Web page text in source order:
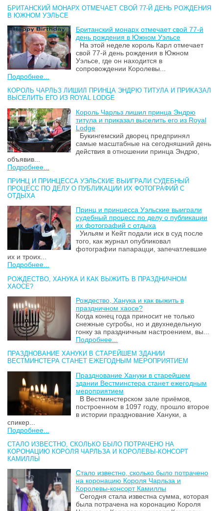
БРИТАНСКИЙ МОНАРХ ОТМЕЧАЕТ СВОЙ 77-Й ДЕНЬ РОЖДЕНИЯ
В ЮЖНОМ УЭЛЬСЕ
Британский монарх отмечает свой 77-й
день рождения в Южном Уэльсе
На этой неделе король Карл отмечает
свой 77-й день рождения в Южном
Уэльсе, где он находится в
сопровождении Королевы...
Подробнее...
КОРОЛЬ ЧАРЛЬЗ ЛИШИЛ ПРИНЦА ЭНДРЮ ТИТУЛА И ПРИКАЗАЛ
ВЫСЕЛИТЬ ЕГО ИЗ ROYAL LODGE
Король Чарльз лишил принца Эндрю
титула и приказал выселить его из Royal
Lodge
Букингемский дворец предпринял
самые масштабные на сегодняшний день
действия в отношении принца Эндрю,
объявив...
Подробнее...
ПРИНЦ И ПРИНЦЕССА УЭЛЬСКИЕ ВЫИГРАЛИ СУДЕБНЫЙ
ПРОЦЕСС ПО ДЕЛУ О ПУБЛИКАЦИИ ИХ ФОТОГРАФИЙ С
ОТДЫХА
Принц и принцесса Уэльские выиграли
судебный процесс по делу о публикации
их фотографий с отдыха
Уильям и Кейт подали иск в суд после
того, как журнал опубликовал
фотографии папарацци, запечатлевшие
их и троих...
Подробнее...
РОЖДЕСТВО, ХАНУКА И КАК ВЫЖИТЬ В ПРАЗДНИЧНОМ
ХАОСЕ?
Рождество, Ханука и как выжить в
праздничном хаосе?
Когда конец года приносит не только
снежные сугробы, но и двухнедельную
гонку за праздничным настроением, вы...
Подробнее...
ПРАЗДНОВАНИЕ ХАНУКИ В СТАРЕЙШЕМ ЗДАНИИ
ВЕСТМИНСТЕРА СТАНЕТ ЕЖЕГОДНЫМ МЕРОПРИЯТИЕМ
Празднование Хануки в старейшем
здании Вестминстера станет ежегодным
мероприятием
В Вестминстерском зале приёмов,
построенном в 1097 году, прошло второе
в истории празднование Хануки, а
спикер...
Подробнее...
СТАЛО ИЗВЕСТНО, СКОЛЬКО БЫЛО ПОТРАЧЕНО НА
КОРОНАЦИЮ КОРОЛЯ ЧАРЛЬЗА И КОРОЛЕВЫ-КОНСОРТ
КАМИЛЛЫ
Стало известно, сколько было потрачено
на коронацию Короля Чарльза и
Королевы-консорт Камиллы
Сегодня стала известна сумма, которая
была потрачена на коронацию Короля